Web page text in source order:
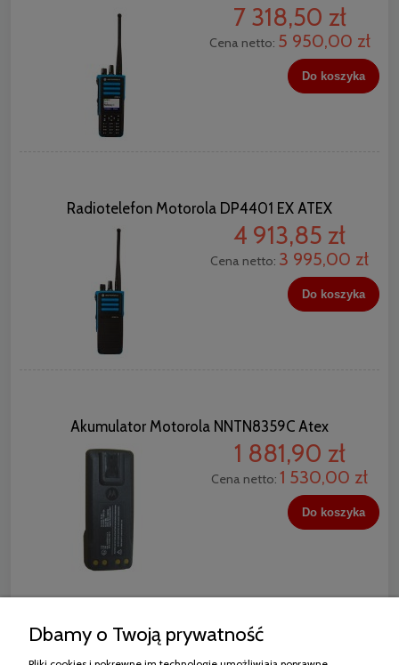
7 318,50 zł
Cena netto: 5 950,00 zł
Do koszyka
Radiotelefon Motorola DP4401 EX ATEX
4 913,85 zł
Cena netto: 3 995,00 zł
Do koszyka
Akumulator Motorola NNTN8359C Atex
1 881,90 zł
Cena netto: 1 530,00 zł
Do koszyka
Dbamy o Twoją prywatność